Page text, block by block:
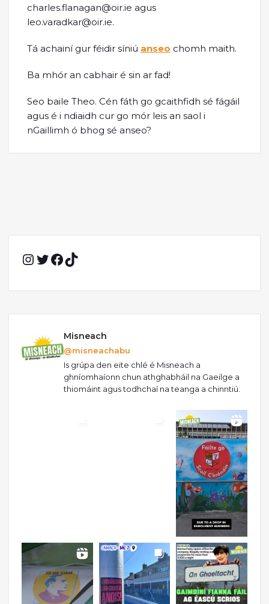
charles.flanagan@oir.ie agus
leo.varadkar@oir.ie.
Tá achainí gur féidir síniú anseo chomh maith.
Ba mhór an cabhair é sin ar fad!
Seo baile Theo. Cén fáth go gcaithfidh sé fágáil
agus é i ndiaidh cur go mór leis an saol i
nGaillimh ó bhog sé anseo?
Instagram
TwitterFacebook
Misneach
@misneachabu
Is grúpa den eite chlé é Misneach a
ghníomhaíonn chun athghabháil na Gaeilge a
thiomáint agus todhchaí na teanga a chinntiú.